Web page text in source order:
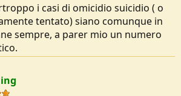
i casi di omicidio suicidio ( o
tentato) siano comunque in
sempre, a parer mio un numero